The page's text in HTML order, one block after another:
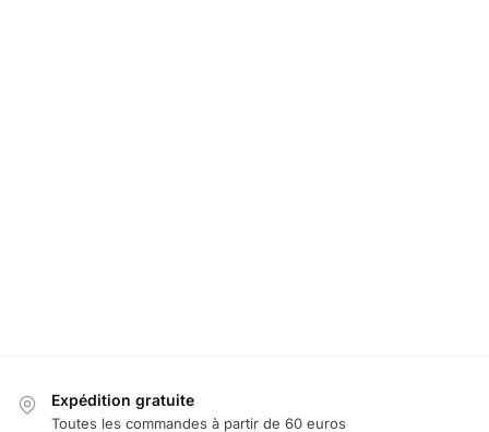
Expédition gratuite
Toutes les commandes à partir de 60 euros